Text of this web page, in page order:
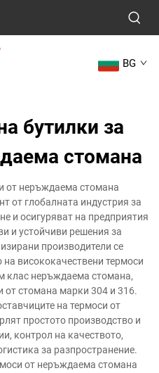
BG
бутилки за
стомана
от неръждаема стомана
от глобалната индустрия за
и осигуряват на предприятия
и устойчиви решения за
производители се
висококачествени термоси
клас неръждаема стомана,
от стомана марки 304 и 316.
на термоси от
простото производство и
контрол на качеството,
за разпространение.
от неръждаема стомана